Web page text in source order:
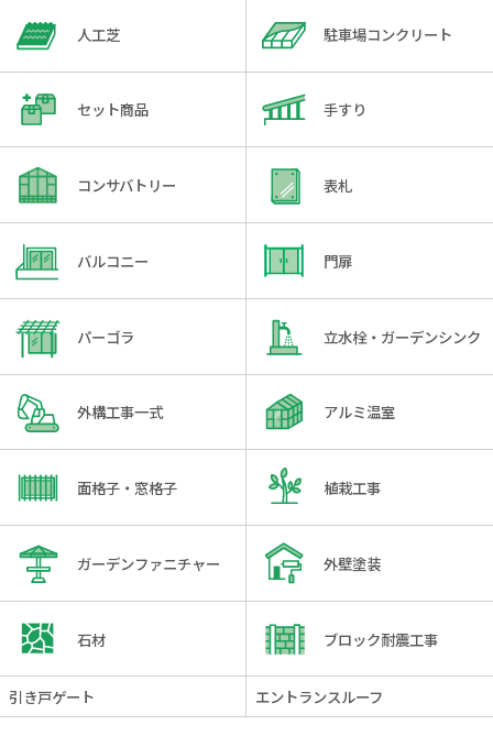
人工芝 駐車場コンクリート
セット商品 手すり
コンサバトリー 表札
バルコニー 門扉
パーゴラ 立水栓・ガーデンシンク
外構工事一式 アルミ温室
面格子・窓格子 植栽工事
ガーデンファニチャー 外壁塗装
石材 ブロック耐震工事
引き戸ゲート エントランスルーフ